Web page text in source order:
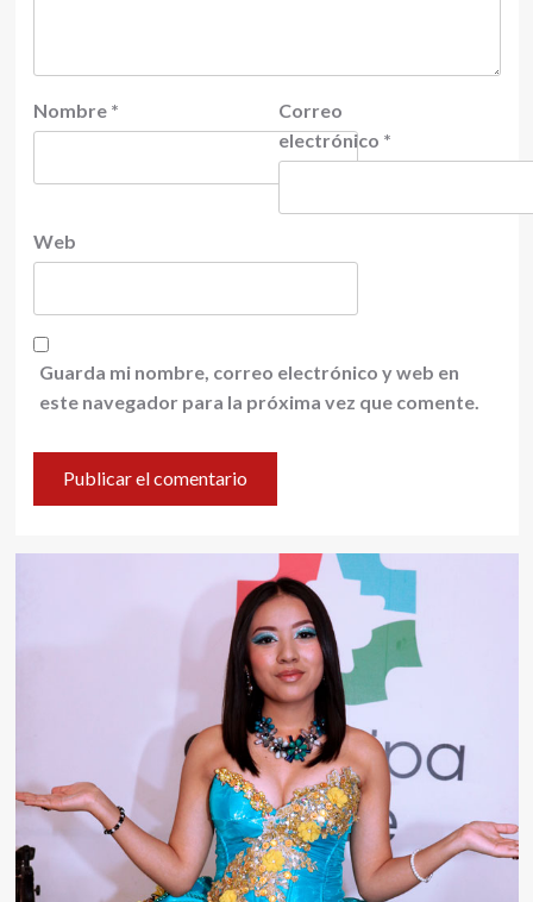
Nombre *
Correo
electrónico *
Web
Guarda mi nombre, correo electrónico y web en
este navegador para la próxima vez que comente.